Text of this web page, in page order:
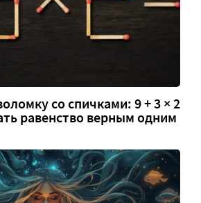
со спичками: 9 + 3 × 2
равенство верным одним